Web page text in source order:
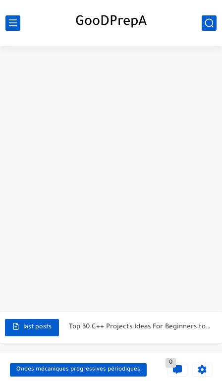
GooDPrepA
last posts
La Communication Oral en PDF
Ondes mécaniques progressives périodiques
0